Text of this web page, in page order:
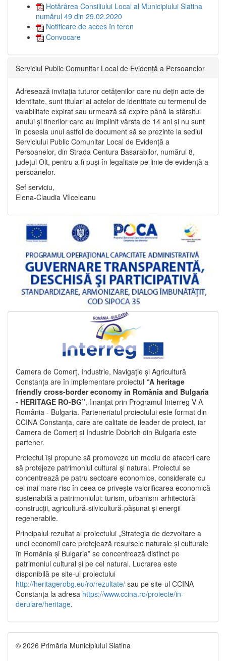
Hotărârea Consiliului Local al Municipiului Slatina
numărul 49 din 29.02.2020
Notificare de acces în teren
Convocare
Serviciul Public Comunitar Local de Evidență a Persoanelor
Adresează invitația tuturor cetățenilor care nu dețin acte de
identitate, sunt titulari ai actelor de identitate cu termenul de
valabilitate expirat sau urmează să expire până la sfârșitul
anului și tinerilor care au împlinit vârsta de 14 ani și nu sunt
în posesia unui astfel de document să se prezinte la sediul
Serviciului Public Comunitar Local de Evidență a
Persoanelor, din Strada Centura Basarabilor, numărul 8,
județul Olt, pentru a fi puși în legalitate pe linie de evidență a
persoanelor.
Șef serviciu,
Elena-Claudia Vîlceleanu
Camera de Comerț, Industrie, Navigație și Agricultură
Constanța are în implementare proiectul “A heritage
friendly cross-border economy in România and Bulgaria
- HERITAGE RO-BG”, finanțat prin Programul Interreg V-A
România - Bulgaria. Parteneriatul proiectului este format din
CCINA Constanța, care are calitate de leader de proiect, iar
Camera de Comerț și Industrie Dobrich din Bulgaria este
partener.
Proiectul își propune să promoveze un mediu de afaceri care
să protejeze patrimoniul cultural și natural. Proiectul se
concentrează pe patru sectoare economice, considerate cu
cel mai mare risc în ceea ce privește valorificarea economică
sustenabilă a patrimoniului: turism, urbanism-arhitectură-
construcții, agricultură-silvicultură-pășunat și energii
regenerabile.
Principalul rezultat al proiectului „Strategia de dezvoltare a
unei economii care protejează resursele naturale și culturale
în România și Bulgaria” se concentrează distinct pe
patrimoniul cultural și pe cel natural. Lucrarea este
disponibilă pe site-ul proiectului
http://heritagerobg.eu/ro/rezultate/ sau pe site-ul CCINA
Constanța la adresa https://www.ccina.ro/proiecte/in-
derulare/heritage.
© 2026 Primăria Municipiului Slatina